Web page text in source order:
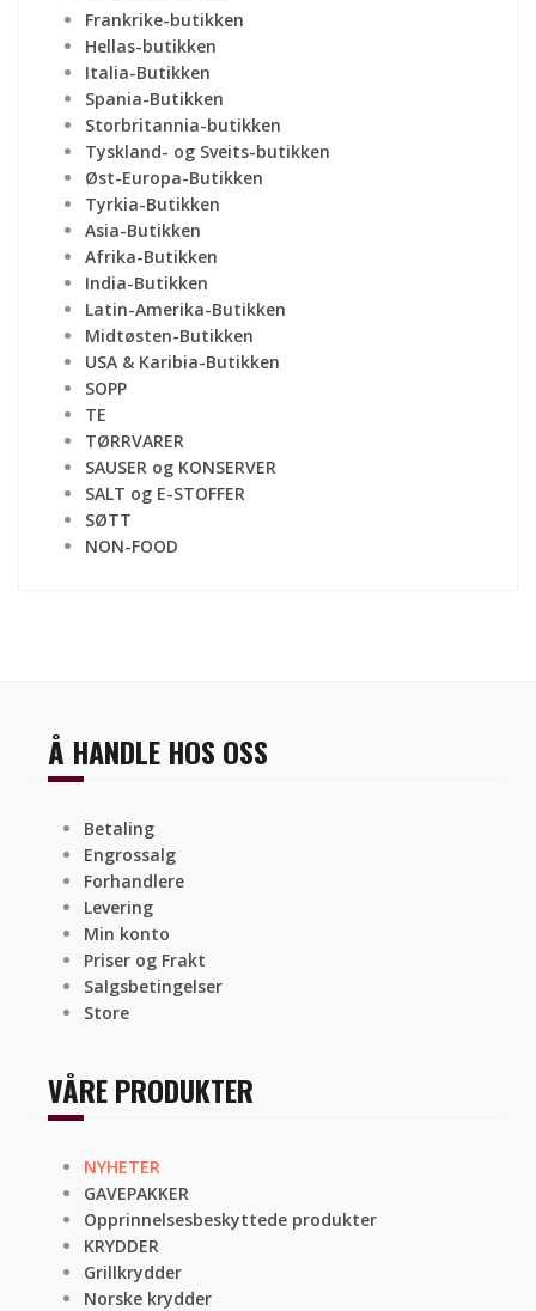
Frankrike-butikken
Hellas-butikken
Italia-Butikken
Spania-Butikken
Storbritannia-butikken
Tyskland- og Sveits-butikken
Øst-Europa-Butikken
Tyrkia-Butikken
Asia-Butikken
Afrika-Butikken
India-Butikken
Latin-Amerika-Butikken
Midtøsten-Butikken
USA & Karibia-Butikken
SOPP
TE
TØRRVARER
SAUSER og KONSERVER
SALT og E-STOFFER
SØTT
NON-FOOD
Å HANDLE HOS OSS
Betaling
Engrossalg
Forhandlere
Levering
Min konto
Priser og Frakt
Salgsbetingelser
Store
VÅRE PRODUKTER
NYHETER
GAVEPAKKER
Opprinnelsesbeskyttede produkter
KRYDDER
Grillkrydder
Norske krydder